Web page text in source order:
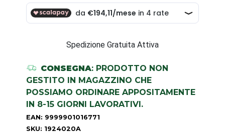
Spedizione Gratuita Attiva
CONSEGNA: PRODOTTO NON
GESTITO IN MAGAZZINO CHE
POSSIAMO ORDINARE APPOSITAMENTE
IN 8-15 GIORNI LAVORATIVI.
EAN: 9999901016771
SKU: 1924020A